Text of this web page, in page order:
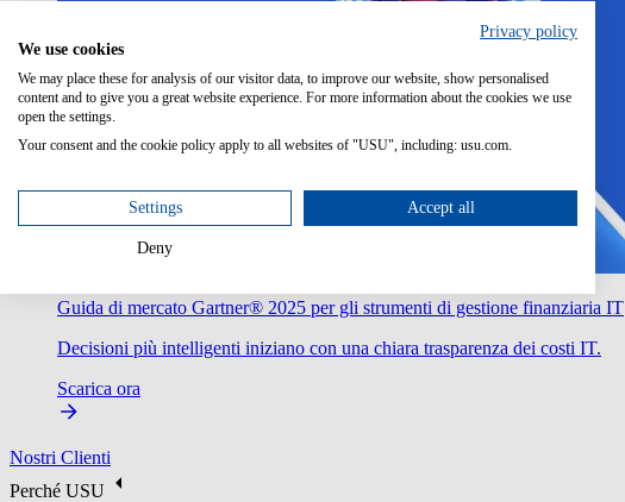
Guida di mercato Gartner® 2025 per gli strumenti di gestione finanziaria IT
Decisioni più intelligenti iniziano con una chiara trasparenza dei costi IT.
Scarica ora
Nostri Clienti
Perché USU
Privacy policy
We use cookies
We may place these for analysis of our visitor data, to improve our website, show personalised
content and to give you a great website experience. For more information about the cookies we use
open the settings.
Your consent and the cookie policy apply to all websites of "USU", including: usu.com.
Settings Accept all
Deny